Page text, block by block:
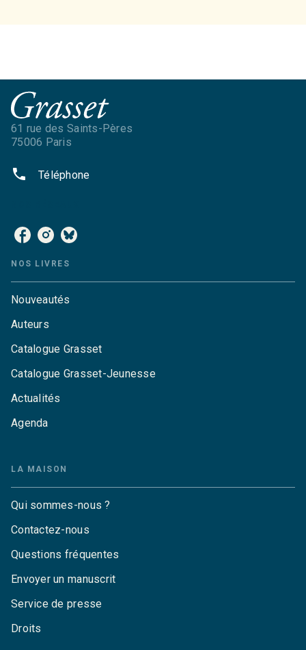
61 rue des Saints-Pères
75006 Paris
phone Téléphone
NOS LIVRES
Nouveautés
Auteurs
Catalogue Grasset
Catalogue Grasset-Jeunesse
Actualités
Agenda
LA MAISON
Qui sommes-nous ?
Contactez-nous
Questions fréquentes
Envoyer un manuscrit
Service de presse
Droits